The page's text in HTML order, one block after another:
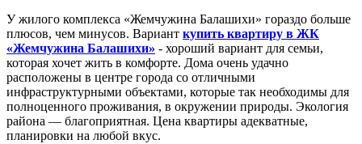
У жилого комплекса «Жемчужина Балашихи» гораздо больше
плюсов, чем минусов. Вариант купить квартиру в ЖК
«Жемчужина Балашихи» - хороший вариант для семьи,
которая хочет жить в комфорте. Дома очень удачно
расположены в центре города со отличными
инфраструктурными объектами, которые так необходимы для
полноценного проживания, в окружении природы. Экология
района — благоприятная. Цена квартиры адекватные,
планировки на любой вкус.